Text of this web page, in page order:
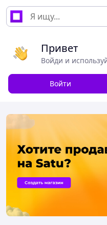
Привет
Войди и
Войти